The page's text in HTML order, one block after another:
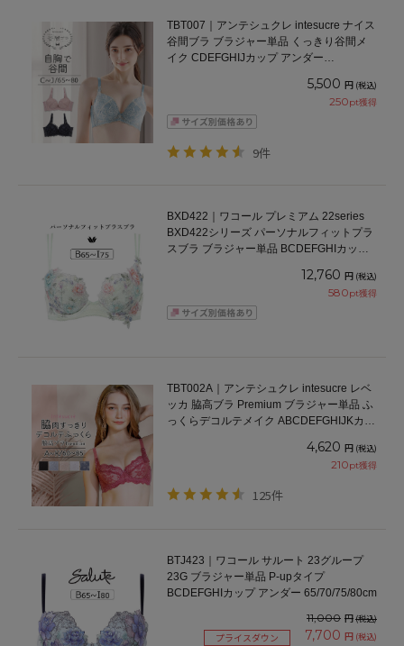
TBT007｜アンテシュクレ intesucre ナイス
谷間ブラ ブラジャー単品 くっきり谷間メ
イク CDEFGHIJカップ アンダー
5,500 円 (税込)
250pt獲得
9件
BXD422｜ワコール プレミアム 22series
BXD422シリーズ パーソナルフィットプラ
スブラ ブラジャー単品 BCDEFGHIカップ
12,760 円 (税込)
580pt獲得
TBT002A｜アンテシュクレ intesucre レベ
ッカ 脇高ブラ Premium ブラジャー単品 ふ
っくらデコルテメイク ABCDEFGHIJKカッ
4,620 円 (税込)
210pt獲得
125件
BTJ423｜ワコール サルート 23グループ
23G ブラジャー単品 P-upタイプ
BCDEFGHIカップ アンダー 65/70/75/80cm
11,000 円(税込)
プライスダウン 7,700 円 (税込)